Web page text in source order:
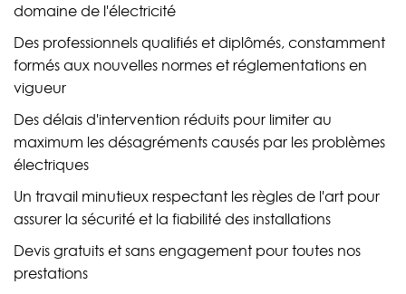
domaine de l'électricité
Des professionnels qualifiés et diplômés, constamment
formés aux nouvelles normes et réglementations en
vigueur
Des délais d'intervention réduits pour limiter au
maximum les désagréments causés par les problèmes
électriques
Un travail minutieux respectant les règles de l'art pour
assurer la sécurité et la fiabilité des installations
Devis gratuits et sans engagement pour toutes nos
prestations